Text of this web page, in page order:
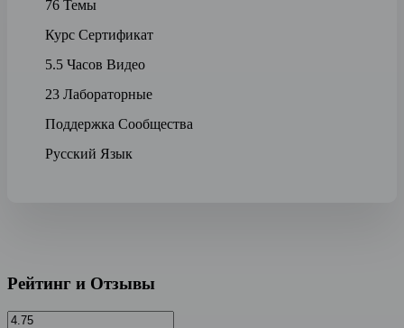
76 Темы
Курс Сертификат
5.5 Часов Видео
23 Лабораторные
Поддержка Сообщества
Русский Язык
Рейтинг и Отзывы